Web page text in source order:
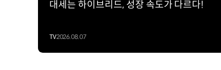
대세는 하이브리드, 성장 속도가 다르다!
TV2026.08.07